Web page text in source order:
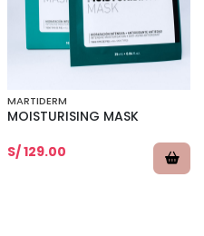
MARTIDERM
MOISTURISING MASK
S/ 129.00